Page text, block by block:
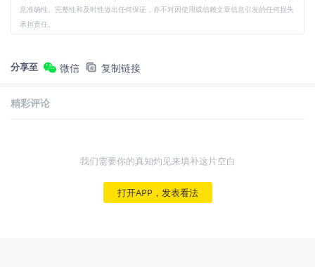
息准确性、完整性和及时性做出任何保证，亦不对因使用或信赖文章信息引发的任何损失
承担责任。
分享至 微信 复制链接
精彩评论
我们需要你的真知灼见来填补这片空白
打开APP，发表看法